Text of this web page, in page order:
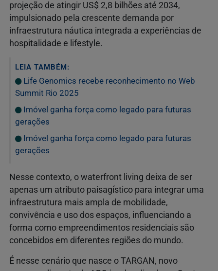
projeção de atingir US$ 2,8 bilhões até 2034,
impulsionado pela crescente demanda por
infraestrutura náutica integrada a experiências de
hospitalidade e lifestyle.
LEIA TAMBÉM:
Life Genomics recebe reconhecimento no Web
Summit Rio 2025
Imóvel ganha força como legado para futuras
gerações
Imóvel ganha força como legado para futuras
gerações
Nesse contexto, o waterfront living deixa de ser
apenas um atributo paisagístico para integrar uma
infraestrutura mais ampla de mobilidade,
convivência e uso dos espaços, influenciando a
forma como empreendimentos residenciais são
concebidos em diferentes regiões do mundo.
É nesse cenário que nasce o TARGAN, novo